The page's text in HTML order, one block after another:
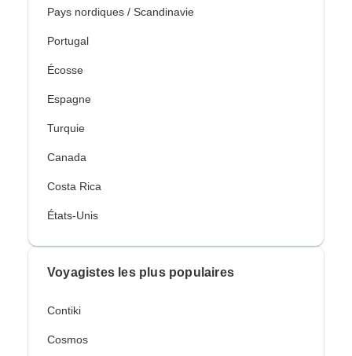
Pays nordiques / Scandinavie
Portugal
Écosse
Espagne
Turquie
Canada
Costa Rica
États-Unis
Voyagistes les plus populaires
Contiki
Cosmos